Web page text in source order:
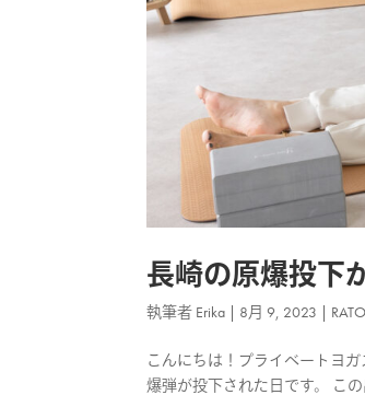
長崎の原爆投下
執筆者 Erika | 8月 9, 2023 |
こんにちは！プライベートヨ
爆弾が投下された日です。 こ